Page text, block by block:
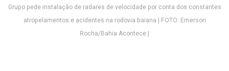
Grupo pede instalação de radares de velocidade por conta dos constantes
atropelamentos e acidentes na rodovia baiana | FOTO: Emerson
Rocha/Bahia Acontece |